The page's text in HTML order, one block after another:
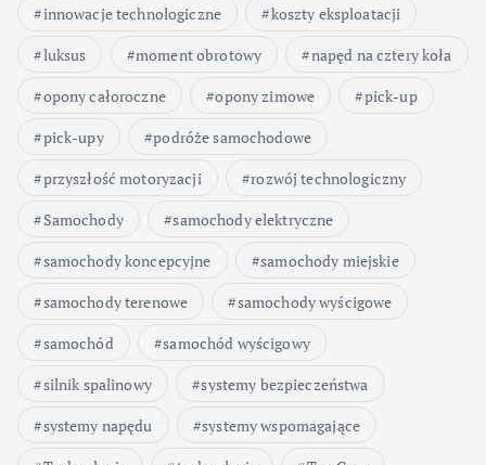
innowacje technologiczne
koszty eksploatacji
luksus
moment obrotowy
napęd na cztery koła
opony całoroczne
opony zimowe
pick-up
pick-upy
podróże samochodowe
przyszłość motoryzacji
rozwój technologiczny
Samochody
samochody elektryczne
samochody koncepcyjne
samochody miejskie
samochody terenowe
samochody wyścigowe
samochód
samochód wyścigowy
silnik spalinowy
systemy bezpieczeństwa
systemy napędu
systemy wspomagające